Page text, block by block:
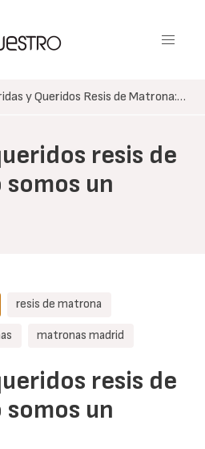
y Queridos Resis de Matrona:…
resis de
un
resis de
un
resis de matrona
matronas madrid